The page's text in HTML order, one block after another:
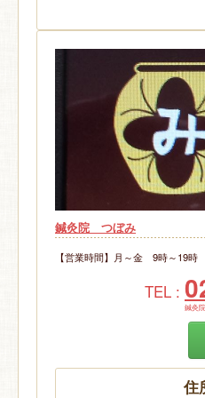
鍼灸院 つぼみ
【営業時間】月～金 9時～
TEL :
鍼灸
住